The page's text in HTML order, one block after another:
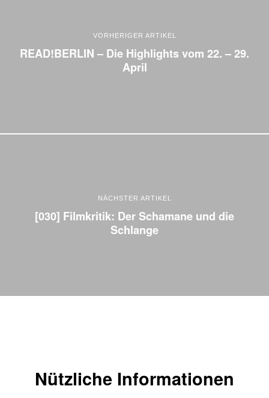
VORHERIGER ARTIKEL
READ!BERLIN – Die Highlights vom 22. – 29.
April
NÄCHSTER ARTIKEL
[030] Filmkritik: Der Schamane und die
Schlange
Nützliche Informationen